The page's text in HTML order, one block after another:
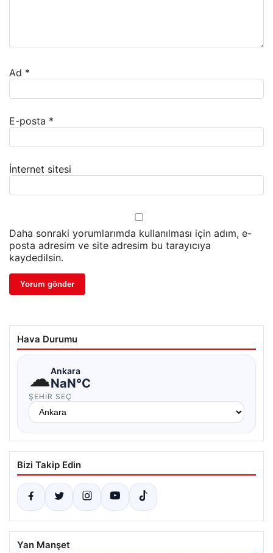
Ad *
E-posta *
İnternet sitesi
Daha sonraki yorumlarımda kullanılması için adım, e-
posta adresim ve site adresim bu tarayıcıya
kaydedilsin.
Hava Durumu
☁Ankara
NaN°C
ŞEHIR SEÇ
Bizi Takip Edin
Yan Manşet